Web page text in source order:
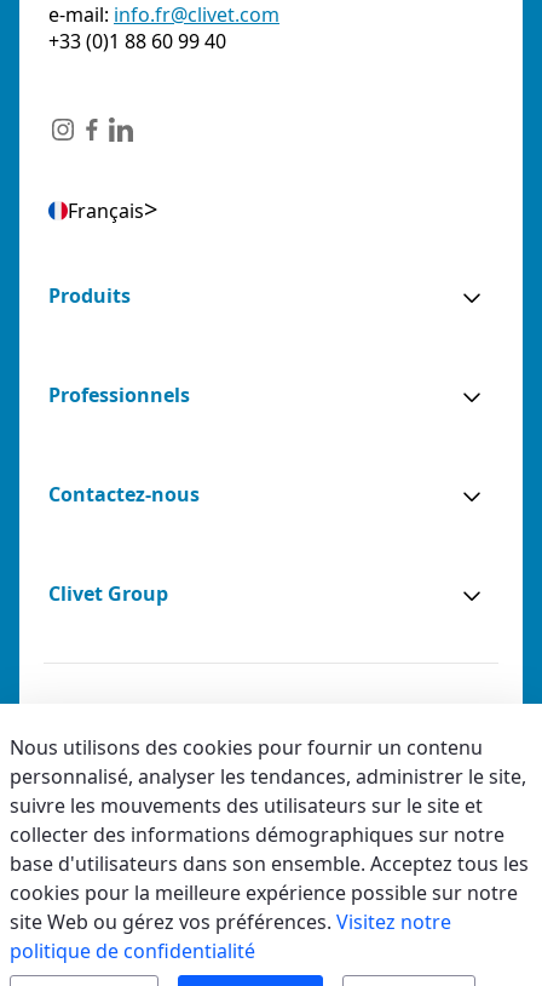
e-mail: info.fr@clivet.com
+33 (0)1 88 60 99 40
Français
Produits
Professionnels
Contactez-nous
Clivet Group
Privacy
Accessibilité
Code éthique
Nous utilisons des cookies pour fournir un contenu
personnalisé, analyser les tendances, administrer le site,
suivre les mouvements des utilisateurs sur le site et
collecter des informations démographiques sur notre
base d'utilisateurs dans son ensemble. Acceptez tous les
cookies pour la meilleure expérience possible sur notre
site Web ou gérez vos préférences. Visitez notre
politique de confidentialité